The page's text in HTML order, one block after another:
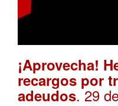
¡Aprovecha!
recargos por
adeudos. 29